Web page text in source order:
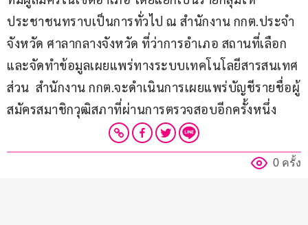
ประชาชนทราบเป็นการทั่วไป ณ สำนักงาน กกต.ประจำ
จังหวัด ศาลากลางจังหวัด ที่ว่าการอำเภอ สถานที่เลือก
และจัดทำข้อมูลเผยแพร่ทางระบบเทคโนโลยีสารสนเทศ
ส่วน  สำนักงาน กกต.จะดำเนินการเผยแพร่บัญชีรายชื่อผู้
สมัครสมาชิกวุฒิสภาที่ผ่านการตรวจสอบอีกครั้งหนึ่ง
0 ครั้ง